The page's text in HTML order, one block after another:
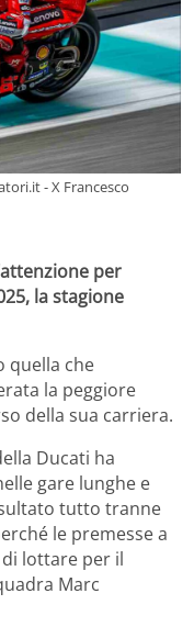
- X Francesco
per
la stagione
quella che
la peggiore
della sua carriera.
Ducati ha
gare lunghe e
tutto tranne
le premesse a
lottare per il
Marc